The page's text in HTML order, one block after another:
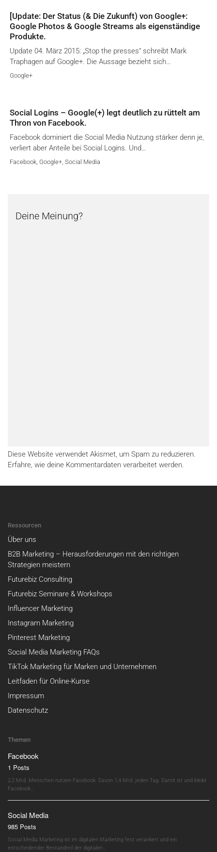
[Update: Der Status (& Die Zukunft) von Google+:
Google Photos & Google Streams als eigenständige
Produkte.
Update 04. März 2015: „Stop the presses“ schreibt Mark
Traphagen auf Google+. Die Aussage bezieht sich…
Google+
Social Logins – Google(+) legt deutlich zu rüttelt am
Thron von Facebook.
Facebook dominiert die Social Media Nutzung stärker denn je,
verliert aber Anteile bei Social Logins. Und…
Facebook, Google+, Social Media
Deine Meinung?
Diese Website verwendet Akismet, um Spam zu reduzieren.
Erfahre, wie deine Kommentardaten verarbeitet werden.
Ressourcen
Über uns
B2B Marketing – Herausforderungen mit den richtigen
Strategien meistern
Futurebiz Consulting
Futurebiz Seminare & Workshops
Influencer Marketing
Instagram Marketing
Pinterest Marketing
Social Media Marketing FAQs
TikTok Marketing für Marken und Unternehmen
Leitfaden für Online-Kurse
Impressum
Datenschutz
Themen
Facebook
1 Posts
2,2 Mrd. Menschen nutzen Facebook. Davon 1,4 Mrd. jeden Tag. Damit ist und bleibt
Facebook…
Social Media
985 Posts
Social Media Marketing ist im digitalen Marketing fest verankert und ein
entscheidender Bestandteil der digitalen…